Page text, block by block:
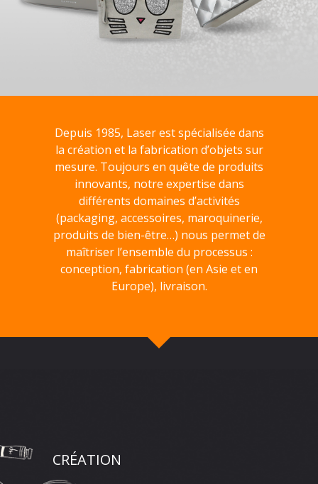
Depuis 1985, Laser est spécialisée dans
la création et la fabrication d’objets sur
mesure. Toujours en quête de produits
innovants, notre expertise dans
différents domaines d’activités
(packaging, accessoires, maroquinerie,
produits de bien-être…) nous permet de
maîtriser l’ensemble du processus :
conception, fabrication (en Asie et en
Europe), livraison.
CRÉATION